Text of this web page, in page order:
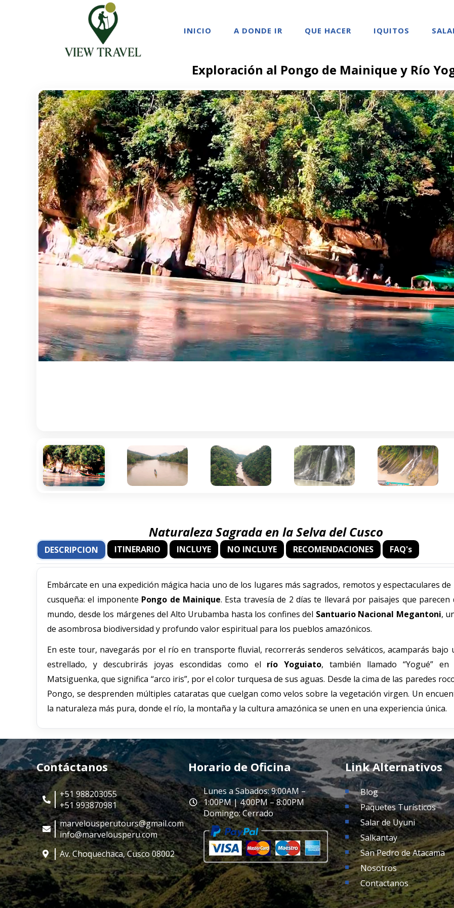
INICIO A DONDE IR QUE HACER IQUITOS
Exploración al Pongo de Mainique y Río
Naturaleza Sagrada en la Selva del Cusco
DESCRIPCION ITINERARIO INCLUYE NO INCLUYE RECOMENDACIONES FAQ's
Embárcate en una expedición mágica hacia uno de los lugares más sagrados, remotos y espectaculares de
cusqueña: el imponente Pongo de Mainique. Esta travesía de 2 días te llevará por paisajes que parecen
mundo, desde los márgenes del Alto Urubamba hasta los confines del Santuario Nacional Megantoni,
de asombrosa biodiversidad y profundo valor espiritual para los pueblos amazónicos.
En este tour, navegarás por el río en transporte fluvial, recorrerás senderos selváticos, acamparás bajo
estrellado, y descubrirás joyas escondidas como el río Yoguiato, también llamado “Yogué” en
Matsiguenka, que significa “arco iris”, por el color turquesa de sus aguas. Desde la cima de las paredes
Pongo, se desprenden múltiples cataratas que cuelgan como velos sobre la vegetación virgen. Un
la naturaleza más pura, donde el río, la montaña y la cultura amazónica se unen en una experiencia única.
Contáctanos
+51 988203055
+51 993870981
marvelousperutours@gmail.com
info@marvelousperu.com
Av. Choquechaca, Cusco 08002
Horario de Oficina
Lunes a Sabados: 9:00AM –
1:00PM | 4:00PM – 8:00PM
Domingo: Cerrado
Link Alternativos
Blog
Paquetes Turísticos
Salar de Uyuni
Salkantay
San Pedro de Atacama
Nosotros
Contactanos